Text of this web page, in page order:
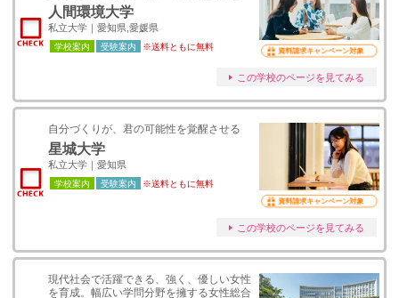
人間環境大学
私立大学｜愛知県,愛媛県
学校案内 受験案内 ※送料ともに無料 資料請求キャンペーン対象
この学校のページを見てみる
自分づくりが、君の可能性を覚醒させる
星城大学
私立大学｜愛知県
学校案内 受験案内 ※送料ともに無料
資料請求キャンペーン対象
この学校のページを見てみる
現代社会で活躍できる、強く、優しい女性
を育成。幅広い学問分野を擁する女性総合